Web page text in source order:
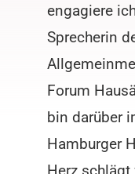
engagiere
Sprecherin
Forum
bin darüber
Hamburger
Herz